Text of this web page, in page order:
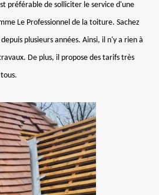
préférable de solliciter le service d'une
Le Professionnel de la toiture. Sachez
plusieurs années. Ainsi, il n'y a rien à
De plus, il propose des tarifs très